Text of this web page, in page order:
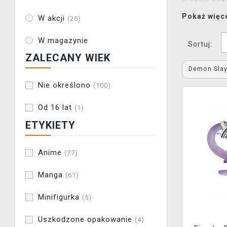
W akcji (25)
W magazynie
ZALECANY WIEK
Nie określono (100)
Od 16 lat (1)
ETYKIETY
Anime (77)
Manga (61)
Minifigurka (5)
Uszkodzone opakowanie (4)
W ofercie
do domu,
szukacie
monitora.
Pokaż
Sortuj:
Demon